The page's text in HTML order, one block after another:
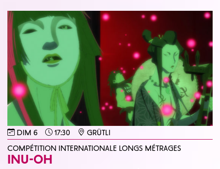
DIM 6 17:30
GRÜTLI
COMPÉTITION INTERNATIONALE LONGS MÉTRAGES
INU-OH